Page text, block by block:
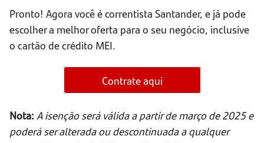
Pronto! Agora você é correntista Santander, e já pode
escolher a melhor oferta para o seu negócio, inclusive
o cartão de crédito MEI.
Contrate aqui
Nota: A isenção será válida a partir de março de 2025 e
poderá ser alterada ou descontinuada a qualquer